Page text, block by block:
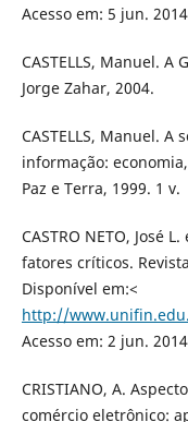
Acesso em: 5 jun.
CASTELLS, Manuel. A
Jorge Zahar, 2004.
CASTELLS, Manuel. A
informação:
Paz e Terra, 1999. 1 v.
CASTRO NETO, José
fatores críticos.
Disponível em:<
http://
Acesso em: 2 jun.
CRISTIANO, A.
comércio eletrônico: